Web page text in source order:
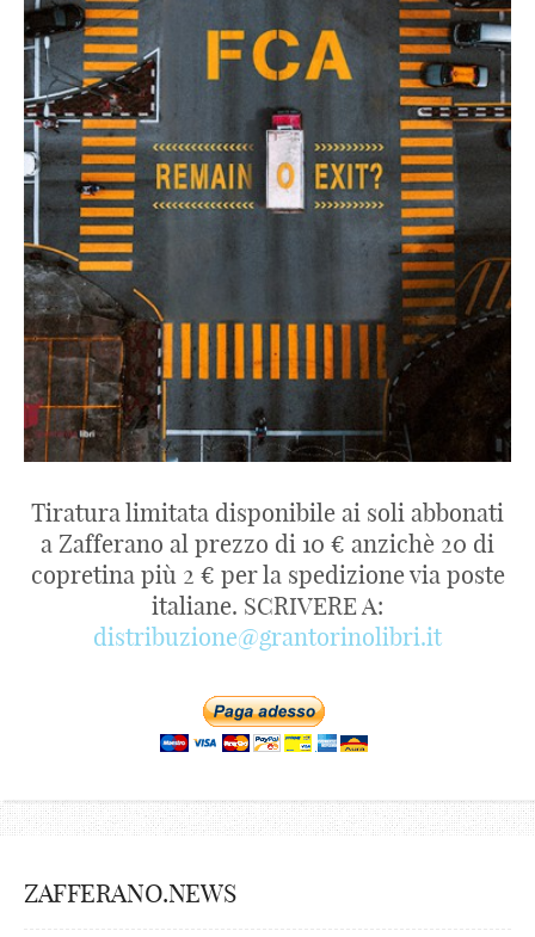
Tiratura limitata disponibile ai soli abbonati
a Zafferano al prezzo di 10 € anzichè 20 di
copretina più 2 € per la spedizione via poste
italiane. SCRIVERE A:
distribuzione@grantorinolibri.it
ZAFFERANO.NEWS